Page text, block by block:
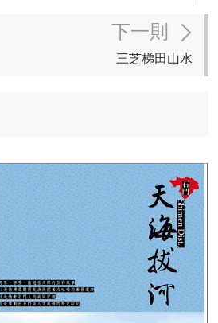
下一則
三芝梯田山水